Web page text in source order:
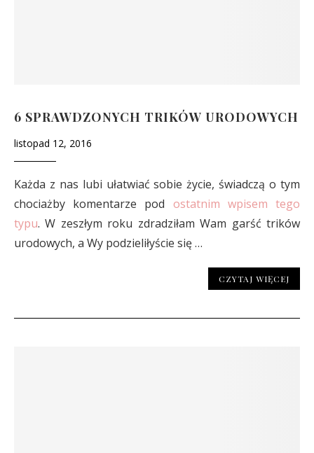
6 SPRAWDZONYCH TRIKÓW URODOWYCH
listopad 12, 2016
Każda z nas lubi ułatwiać sobie życie, świadczą o tym
chociażby komentarze pod ostatnim wpisem tego
typu. W zeszłym roku zdradziłam Wam garść trików
urodowych, a Wy podzieliłyście się …
CZYTAJ WIĘCEJ